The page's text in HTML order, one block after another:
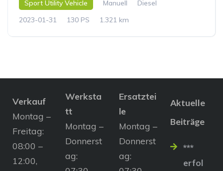
Sport Utility Vehicle Manuell
Diesel
2023-01-31
130 PS 1.321 km
Verkauf
Montag –
Freitag:
08:00 –
12:00,
Werksta
tt
Montag –
Donnerst
ag:
Ersatztei
le
Montag –
Donnerst
ag:
Aktuelle
Beiträge
***
erfol